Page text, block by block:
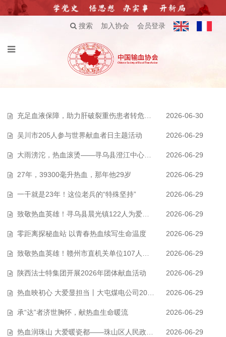
搜索 加入协会 会员登录
充足血液保障，助力肝破裂重伤患者转危为安 2026-06-30
吴川市205人参与世界献血者日主题活动 2026-06-29
大雨滂沱，热血滚烫——寻乌县澄江中心校教师“红色接力”践初心，18人成功… 2026-06-29
27年，39300毫升热血，那年他29岁 2026-06-29
一干就是23年！这位老兵的“特殊坚持” 2026-06-29
致敬热血英雄！寻乌县晨光镇122人为爱接力 2026-06-29
零距离探秘血站 以青春热血续写生命温度 2026-06-29
致敬热血英雄！赣州市直机关单位107人为爱接力 2026-06-29
陕西法士特集团开展2026年团体献血活动 2026-06-29
热血映初心 大爱显担当丨大屯煤电公司2026年无偿献血活动侧记 2026-06-29
承“达”者济世胸怀，献热血生命暖流 2026-06-29
热血润珠山 大爱暖瓷都——珠山区人民政府开展无偿献血活动 2026-06-29